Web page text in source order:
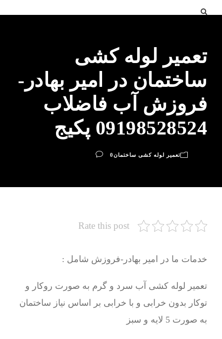
تعمیر لوله کشی
ساختمان در امیر بهادر-
فروزش آب فاضلاب
09198528524 پکیج
تعمیر لوله کشی ساختمان0
Rate this post
خدمات ما در امیر بهادر-فروزش شامل :
تعمیر لوله کشی آب سرد و گرم به صورت روکار و
توکار بدون خرابی و با خرابی بر اساس نیاز ساختمان
به صورت 5 لایه و سبز